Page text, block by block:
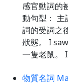
感官動詞的
動句型： 主
詞的受詞之
狀態。 I
一隻老鼠。
物質名詞